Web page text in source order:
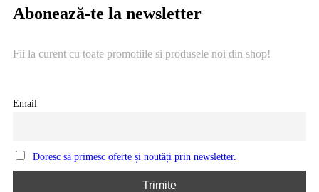
Abonează-te la newsletter
Fii la curent cu toate promotiile si produsele noi din shop!
Email
Doresc să primesc oferte și noutăți prin newsletter.